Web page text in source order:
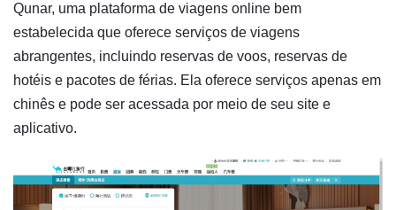
Qunar, uma plataforma de viagens online bem
estabelecida que oferece serviços de viagens
abrangentes, incluindo reservas de voos, reservas de
hotéis e pacotes de férias. Ela oferece serviços apenas em
chinês e pode ser acessada por meio de seu site e
aplicativo.